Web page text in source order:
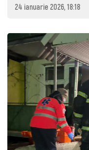
24 ianuarie 2026, 18:18